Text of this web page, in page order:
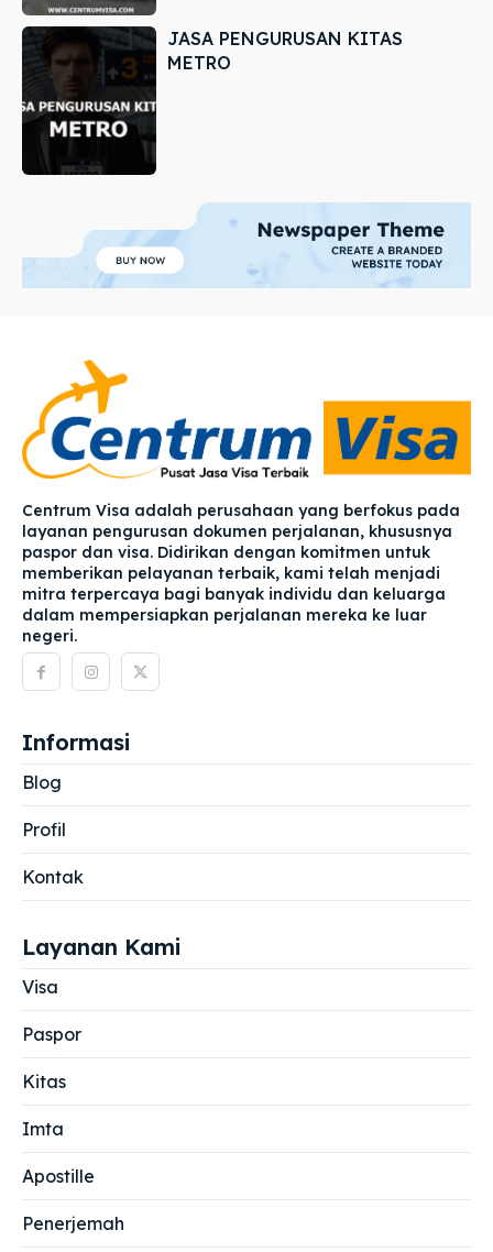
JASA PENGURUSAN KITAS
METRO
Centrum Visa adalah perusahaan yang berfokus pada
layanan pengurusan dokumen perjalanan, khususnya
paspor dan visa. Didirikan dengan komitmen untuk
memberikan pelayanan terbaik, kami telah menjadi
mitra terpercaya bagi banyak individu dan keluarga
dalam mempersiapkan perjalanan mereka ke luar
negeri.
Informasi
Blog
Profil
Kontak
Layanan Kami
Visa
Paspor
Kitas
Imta
Apostille
Penerjemah